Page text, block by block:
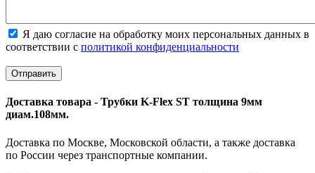
Я даю согласие на обработку моих персональных данных в
соответствии с политикой конфиденциальности
Доставка товара - Трубки K-Flex ST толщина 9мм
диам.108мм.
Доставка по Москве, Московской области, а также доставка
по России через транспортные компании.